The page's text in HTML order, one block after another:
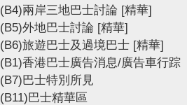
(B4)兩岸三地巴士討論 [精華]
(B5)外地巴士討論 [精華]
(B6)旅遊巴士及過境巴士 [精華]
(B1)香港巴士廣告消息/廣告車行踪
(B7)巴士特別所見
(B11)巴士精華區